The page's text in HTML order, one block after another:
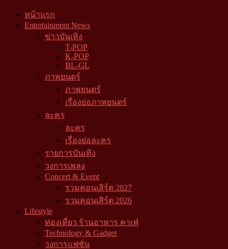
หน้าแรก
Entertainment News
ข่าวบันเทิง
T-POP
K-POP
BL-GL
ภาพยนตร์
ภาพยนตร์
เรื่องย่อภาพยนตร์
ละคร
ละคร
เรื่องย่อละคร
รายการบันเทิง
วงการเพลง
Concert & Event
รวมคอนเสิร์ต 2027
รวมคอนเสิร์ต 2026
Lifestyle
ท่องเที่ยว ร้านอาหาร คาเฟ่
Technology & Gadget
วงการแฟชั่น